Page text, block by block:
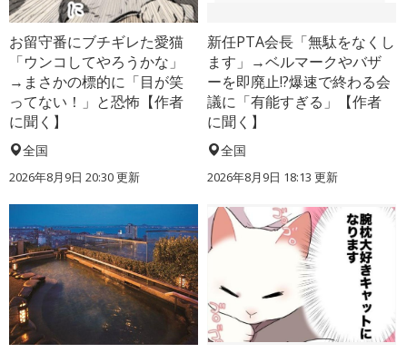
お留守番にブチギレた愛猫
「ウンコしてやろうかな」
→まさかの標的に「目が笑
ってない！」と恐怖【作者
に聞く】
全国
2026年8月9日 20:30更新
新任PTA会長「無駄をなくし
ます」→ベルマークやバザ
ーを即廃止!?爆速で終わる会
議に「有能すぎる」【作者
に聞く】
全国
2026年8月9日 18:13 更新